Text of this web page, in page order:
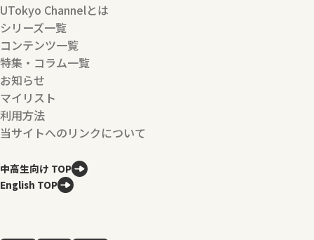
UTokyo Channelとは
シリーズ一覧
コンテンツ一覧
特集・コラム一覧
お知らせ
マイリスト
利用方法
当サイトへのリンクについて
中高生向け TOP
English TOP